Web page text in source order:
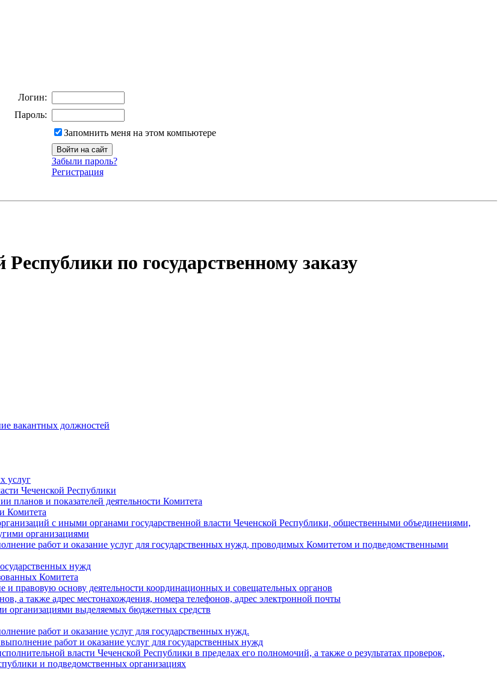
Логин:
Пароль:
Запомнить меня на этом компьютере
Забыли пароль?
Регистрация
по государственному заказу
вакантных должностей
услуг
Чеченской Республики
планов и показателей деятельности Комитета
Комитета
с иными органами государственной власти Чеченской Республики, общественными объединениями,
организациями
работ и оказание услуг для государственных нужд, проводимых Комитетом и подведомственными
нужд
Комитета
правовую основу деятельности координационных и совещательных органов
а также адрес местонахождения, номера телефонов, адрес электронной почты
организациями выделяемых бюджетных средств
работ и оказание услуг для государственных нужд.
работ и оказание услуг для государственных нужд
власти Чеченской Республики в пределах его полномочий, а также о результатах проверок,
и подведомственных организациях